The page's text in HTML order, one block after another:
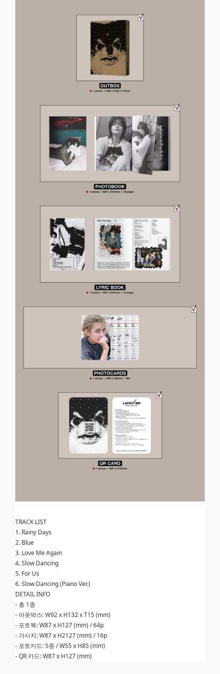
TRACK LIST
1. Rainy Days
2. Blue
3. Love Me Again
4. Slow Dancing
5. For Us
6. Slow Dancing (Piano Ver.)
DETAIL INFO
- 총 1종
- 아웃박스: W92 x H132 x T15 (mm)
- 포토북: W87 x H127 (mm) / 64p
- 가사지: W87 x H2127 (mm) / 16p
- 포토카드: 5종 / W55 x H85 (mm)
- QR 카드: W87 x H127 (mm)